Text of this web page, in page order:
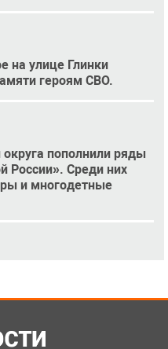
на улице Глинки
героям СВО.
пополнили ряды
России». Среди них
и многодетные